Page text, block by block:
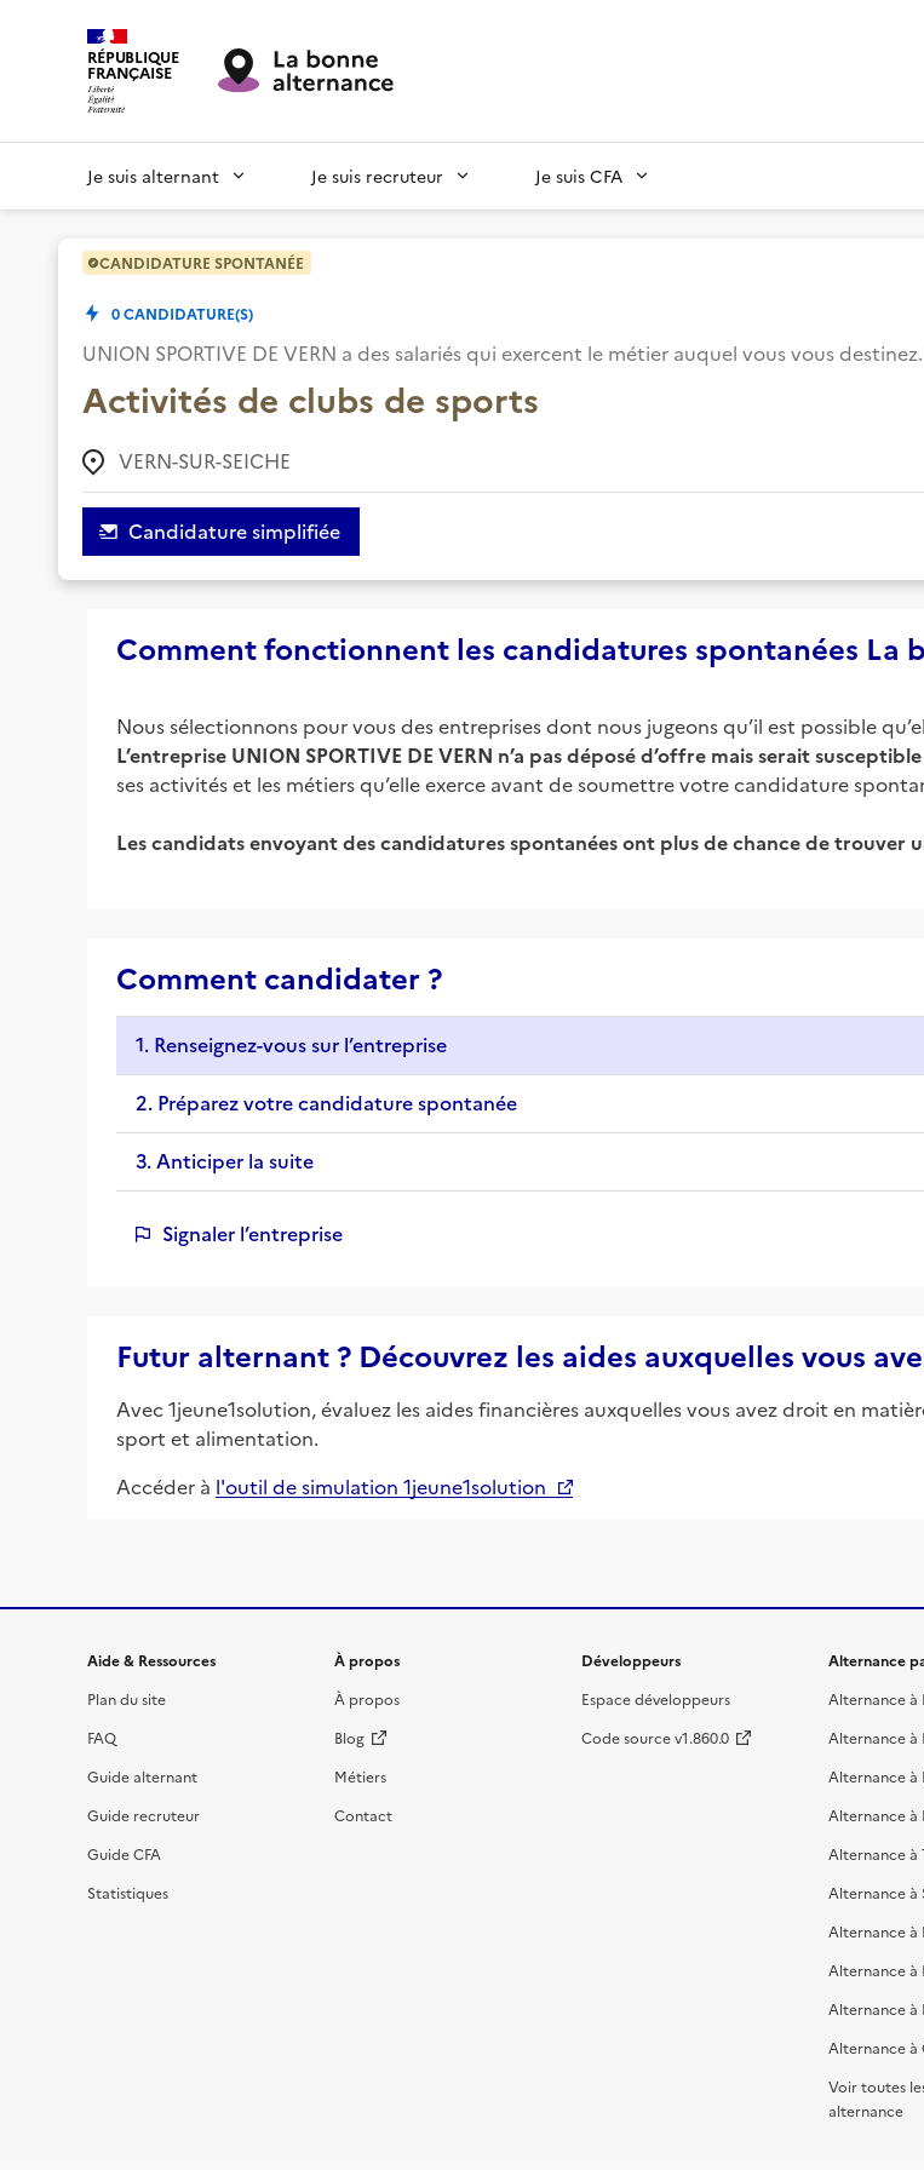
RÉPUBLIQUE
FRANÇAISE
Je suis alternant Je suis recruteur Je suis CFA
CANDIDATURE SPONTANÉE
0CANDIDATURE(S)
UNION SPORTIVE DE VERN a des salariés qui exercent le métier auquel vous vous
Activités de clubs de sports
VERN-SUR-SEICHE
Candidature simplifiée
Comment fonctionnent les candidatures spontanées La
Nous sélectionnons pour vous des entreprises dont nous jugeons qu’il est possible
L’entreprise UNION SPORTIVE DE VERN n’a pas déposé d’offre mais serait
ses activités et les métiers qu’elle exerce avant de soumettre votre candidature
Les candidats envoyant des candidatures spontanées ont plus de chance de trouver
Comment candidater ?
1. Renseignez-vous sur l’entreprise
2. Préparez votre candidature spontanée
3. Anticiper la suite
Signaler l’entreprise
Futur alternant ? Découvrez les aides auxquelles vous
Avec 1jeune1solution, évaluez les aides financières auxquelles vous avez droit en
sport et alimentation.
Accéder à l'outil de simulation 1jeune1solution
Informations et liens du site
Aide & Ressources
Plan du site
FAQ
Guide alternant
Guide recruteur
Guide CFA
Statistiques
À propos
À propos
Blog
Métiers
Contact
Développeurs
Espace développeurs
Code source v1.860.0
Alternance
Alternance à
Alternance à
Alternance à
Alternance à
Alternance à
Alternance à
Alternance à
Alternance à
Alternance
Alternance à
Voir toutes
alternance